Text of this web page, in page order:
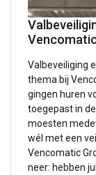
Valbeveiliging
thema bij
gingen huren
toegepast in
moesten
wél met een
Vencomatic
neer: hebben